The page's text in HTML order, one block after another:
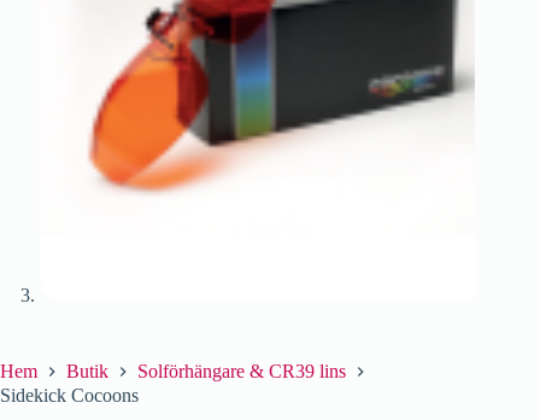
Hem Butik
Solförhängare & CR39 lins
Sidekick Cocoons